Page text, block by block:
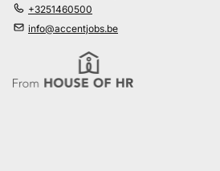
+3251460500
info@accentjobs.be